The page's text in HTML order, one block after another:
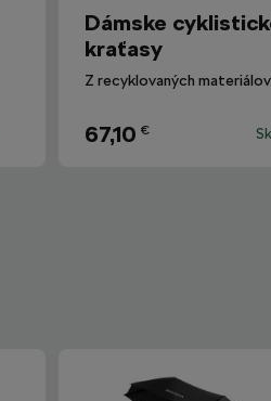
Dámske
kraťasy
67,10 €